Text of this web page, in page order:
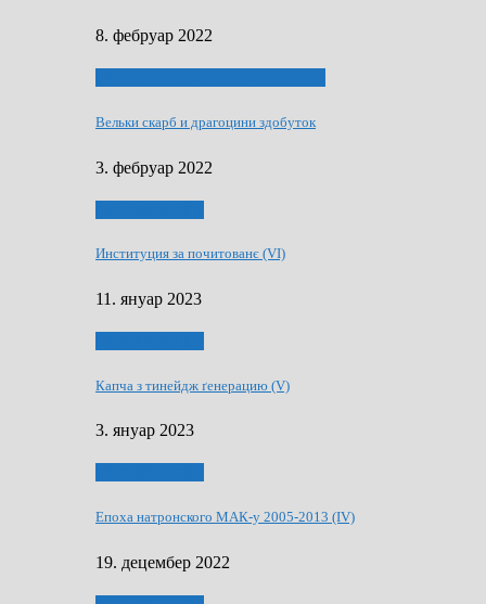
8. фебруар 2022
Вельки скарб и драгоцини здобуток
3. фебруар 2022
Институция за почитованє (VI)
11. януар 2023
Капча з тинейдж ґенерацию (V)
3. януар 2023
Епоха натронского МАК-у 2005-2013 (IV)
19. децембер 2022